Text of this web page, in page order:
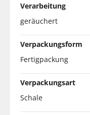
Verarbeitung
geräuchert
Verpackungsform
Fertigpackung
Verpackungsart
Schale